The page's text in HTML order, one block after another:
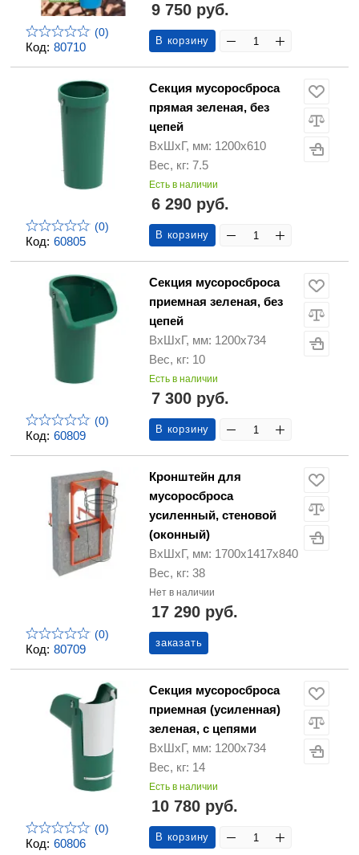
Код: 80710
(0)
9 750 руб.
В корзину
Код: 60805
(0)
Секция мусоросброса
прямая зеленая, без
цепей
ВхШхГ, мм: 1200х610
Вес, кг: 7.5
Есть в наличии
6 290 руб.
В корзину
Код: 60809
(0)
Секция мусоросброса
приемная зеленая, без
цепей
ВхШхГ, мм: 1200х734
Вес, кг: 10
Есть в наличии
7 300 руб.
В корзину
Код: 80709
(0)
Кронштейн для
мусоросброса
усиленный, стеновой
(оконный)
ВхШхГ, мм: 1700х1417х840
Вес, кг: 38
Нет в наличии
17 290 руб.
заказать
Код: 60806
(0)
Секция мусоросброса
приемная (усиленная)
зеленая, с цепями
ВхШхГ, мм: 1200х734
Вес, кг: 14
Есть в наличии
10 780 руб.
В корзину